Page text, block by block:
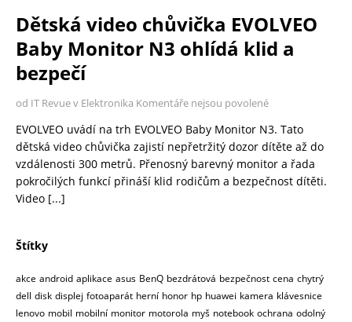
Dětská video chůvička EVOLVEO
Baby Monitor N3 ohlídá klid a
bezpečí
od IT Revue v Elektronika Komentáře nejsou povolené
EVOLVEO uvádí na trh EVOLVEO Baby Monitor N3. Tato
dětská video chůvička zajistí nepřetržitý dozor dítěte až do
vzdálenosti 300 metrů. Přenosný barevný monitor a řada
pokročilých funkcí přináší klid rodičům a bezpečnost dítěti.
Video [...]
Štítky
akce android aplikace asus BenQ bezdrátová bezpečnost cena chytrý
dell disk displej fotoaparát herní honor hp huawei kamera klávesnice
lenovo mobil mobilní monitor motorola myš notebook ochrana odolný